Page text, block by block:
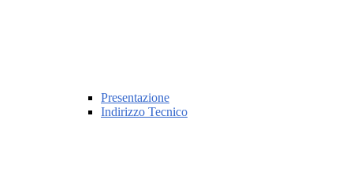
Presentazione
Indirizzo Tecnico